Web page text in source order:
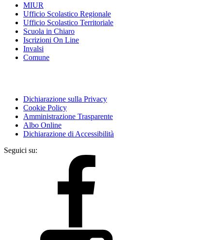
MIUR
Ufficio Scolastico Regionale
Ufficio Scolastico Territoriale
Scuola in Chiaro
Iscrizioni On Line
Invalsi
Comune
Dichiarazione sulla Privacy
Cookie Policy
Amministrazione Trasparente
Albo Online
Dichiarazione di Accessibilità
Seguici su: